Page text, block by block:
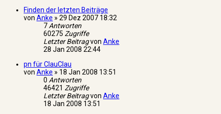
Finden der letzten Beiträge
von Anke » 29 Dez 2007 18:32
7Antworten
60275 Zugriffe
Letzter Beitragvon Anke
28 Jan 2008 22:44
pn für ClauClau
von Anke » 18 Jan 2008 13:51
0 Antworten
46421 Zugriffe
Letzter Beitragvon Anke
18 Jan 2008 13:51